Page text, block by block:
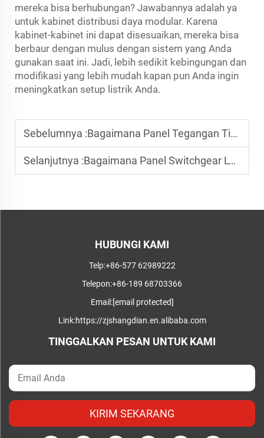
mereka bisa berhubungan? Jawabannya adalah ya
untuk kabinet distribusi daya modular. Karena
kabinet-kabinet ini dapat disesuaikan, mereka bisa
berbaur dengan mulus dengan sistem yang Anda
gunakan saat ini. Jadi, lebih sedikit kebingungan dan
modifikasi yang lebih mudah kapan pun Anda ingin
meningkatkan setup listrik Anda.
Sebelumnya :Bagaimana Panel Tegangan Tinggi Berkontribusi terhadap Penghematan Energi dan Pengurangan Biaya
Selanjutnya :Bagaimana Panel Switchgear LV Membantu Mencegah Kegagalan Listrik dan Meningkatkan Efisiensi Sistem
HUBUNGI KAMI
Telp:+86-577 62989222
Telepon:+86-189 68703366
Email:[email protected]
Link:https://zjshangdian.en.alibaba.com
TINGGALKAN PESAN UNTUK KAMI
KIRIM SEKARANG